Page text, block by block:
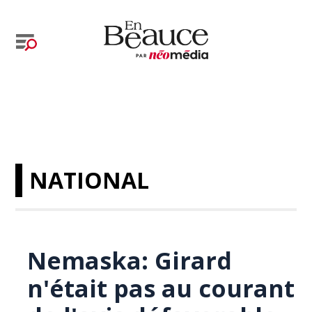
NATIONAL
Nemaska: Girard
n'était pas au courant